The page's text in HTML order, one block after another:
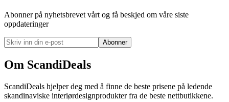
Abonner på nyhetsbrevet vårt og få beskjed om våre siste
oppdateringer
Abonner
Om ScandiDeals
ScandiDeals hjelper deg med å finne de beste prisene på ledende
skandinaviske interiørdesignprodukter fra de beste nettbutikkene.